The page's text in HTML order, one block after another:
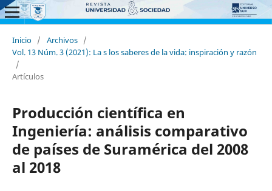
Inicio / Archivos /
Vol. 13 Núm. 3 (2021): La s los saberes de la vida: inspiración y razón
/
Artículos
Producción científica en
Ingeniería: análisis comparativo
de países de Suramérica del 2008
al 2018